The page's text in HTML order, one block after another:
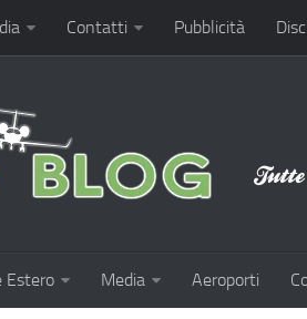
Contatti Pubblicità
Estero Media Aeroporti